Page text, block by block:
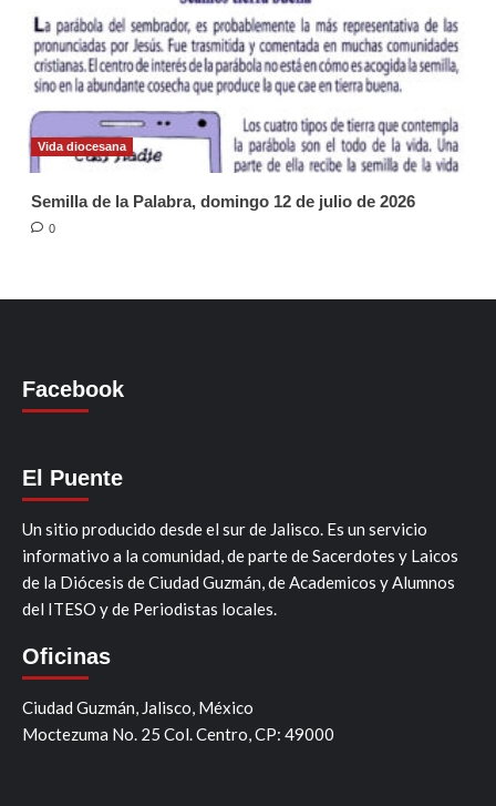
Vida diocesana
Semilla de la Palabra, domingo 12 de julio de 2026
0
Facebook
El Puente
Un sitio producido desde el sur de Jalisco. Es un servicio
informativo a la comunidad, de parte de Sacerdotes y Laicos
de la Diócesis de Ciudad Guzmán, de Academicos y Alumnos
del ITESO y de Periodistas locales.
Oficinas
Ciudad Guzmán, Jalisco, México
Moctezuma No. 25 Col. Centro, CP: 49000